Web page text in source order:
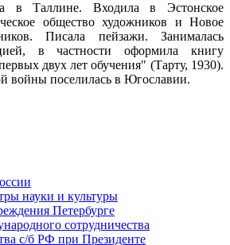
в Таллине. Входила в Эстонское
общество художников и Новое
Писала пейзажи. Занималась
в частности оформила книгу
двух лет обучения" (Тарту, 1930).
войны поселилась в Югославии.
науки и культуры
Петербурге
сотрудничества
с/б РФ при Президенте